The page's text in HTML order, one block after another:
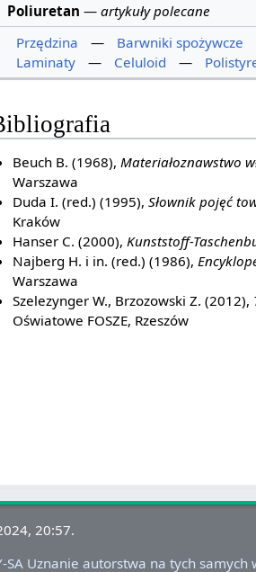
Poliuretan — artykuły polecane
Przędzina
— Barwniki spożywcze
Laminaty
— Celuloid —
Beuch B. (1968), Materiałoznawstwo
Warszawa
Duda I. (red.) (1995), Słownik pojęć
Kraków
Hanser C. (2000), Kunststoff-
Najberg H. i in. (red.) (1986),
Warszawa
Szelezynger W., Brzozowski Z. (2012),
Oświatowe FOSZE, Rzeszów
20:57.
SA Uznanie autorstwa na tych samych